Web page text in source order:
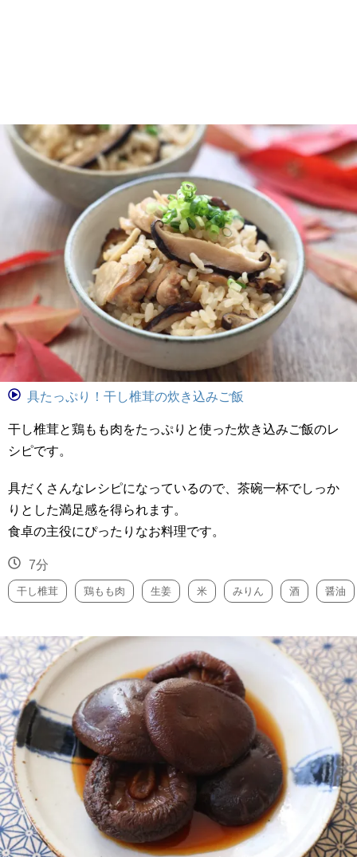
具たっぷり！干し椎茸の炊き込みご飯
干し椎茸と鶏もも肉をたっぷりと使った炊き込みご飯のレ
シピです。
具だくさんなレシピになっているので、茶碗一杯でしっか
りとした満足感を得られます。
食卓の主役にぴったりなお料理です。
7分
干し椎茸 鶏もも肉 生姜 米 みりん 酒 醤油